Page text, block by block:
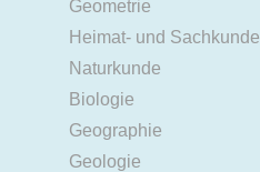
Geometrie
Heimat- und Sachkunde
Naturkunde
Biologie
Geographie
Geologie